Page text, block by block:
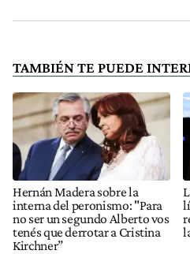
TAMBIÉN TE PUEDE
Hernán Madera sobre la
interna del peronismo: "Para
no ser un segundo Alberto vos
tenés que derrotar a Cristina
Kirchner”